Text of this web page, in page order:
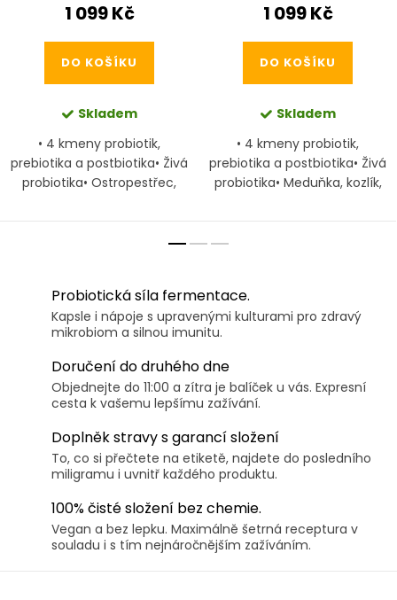
1 099 Kč
DO KOŠÍKU
Skladem
• ​4 kmeny probiotik,
prebiotika a postbiotika• ​Živá
probiotika• ​Ostropestřec,
1 099 Kč
DO KOŠÍKU
Skladem
• ​4 kmeny probiotik,
prebiotika a postbiotika• ​Živá
probiotika• ​Meduňka, kozlík,
Podpora klidného spánku•...
Probiotická síla fermentace.
Kapsle i nápoje s upravenými kulturami pro zdravý
mikrobiom a silnou imunitu.
Doručení do druhého dne
Objednejte do 11:00 a zítra je balíček u vás. Expresní
cesta k vašemu lepšímu zažívání.
Doplněk stravy s garancí složení
To, co si přečtete na etiketě, najdete do posledního
miligramu i uvnitř každého produktu.
100% čisté složení bez chemie.
Vegan a bez lepku. Maximálně šetrná receptura v
souladu i s tím nejnáročnějším zažíváním.